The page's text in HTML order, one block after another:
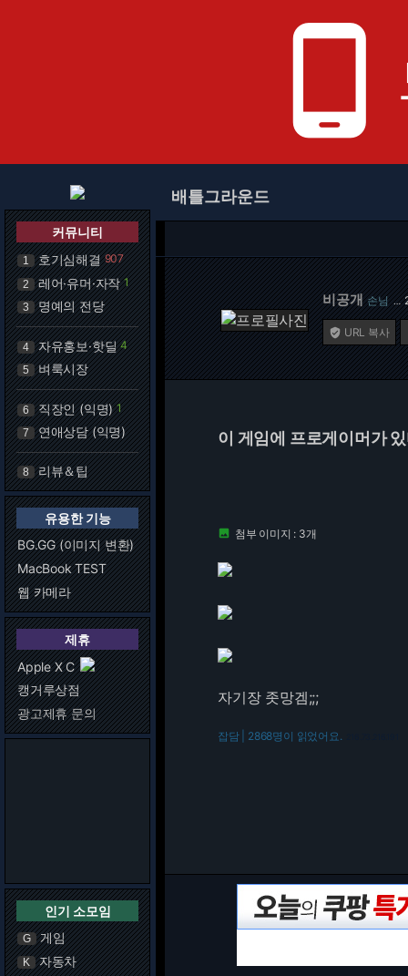
phone_android
커뮤니티
1 호기심해결 907
2 레어·유머·자작 1
3 명예의 전당
4 자유홍보·핫딜 4
5 벼룩시장
6 직장인 (익명) 1
7 연애상담 (익명)
8 리뷰＆팁
유용한 기능
BG.GG (이미지 변환)
MacBook TEST
웹 카메라
제휴
Apple X C
캥거루상점
광고제휴 문의
인기 소모임
G 게임
K 자동차
배틀그라운드
비공개 손님 …
 URL 복사
이 게임에 프로게이머가
 첨부 이미지 : 3개
자기장 좃망겜;;;
잡담 | 2868명이 읽었어요.